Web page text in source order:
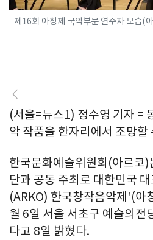
제16회 아창제 국악부문 연주자 모습(
(서울=뉴스1) 정수영 기자 =
악 작품을 한자리에서 조망할
한국문화예술위원회(아르코)
단과 공동 주최로 대한민국
(ARKO) 한국창작음악제'(아
월 6일 서울 서초구 예술의전
다고 8일 밝혔다.